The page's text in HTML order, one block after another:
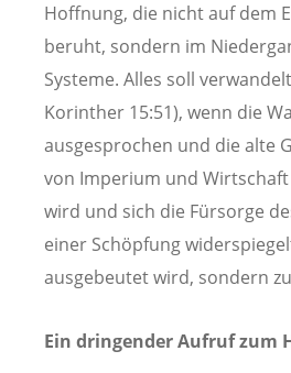
Hoffnung, die nicht auf dem
beruht, sondern im
Systeme. Alles soll
Korinther 15:51), wenn die
ausgesprochen und die alte
von Imperium und
wird und sich die Fürsorge
einer Schöpfung
ausgebeutet wird, sondern
Ein dringender Aufruf zum